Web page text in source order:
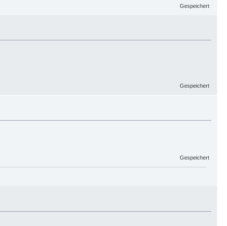
Gespeichert
Gespeichert
Gespeichert